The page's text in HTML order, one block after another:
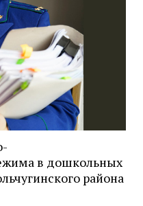
в дошкольных
района